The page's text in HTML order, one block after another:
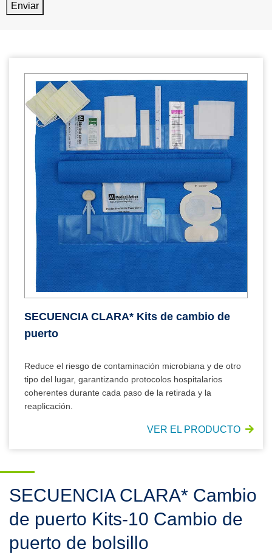
Enviar
SECUENCIA CLARA* Kits de cambio de
puerto
Reduce el riesgo de contaminación microbiana y de otro
tipo del lugar, garantizando protocolos hospitalarios
coherentes durante cada paso de la retirada y la
reaplicación.
VER EL PRODUCTO
SECUENCIA CLARA* Cambio
de puerto Kits-10 Cambio de
puerto de bolsillo